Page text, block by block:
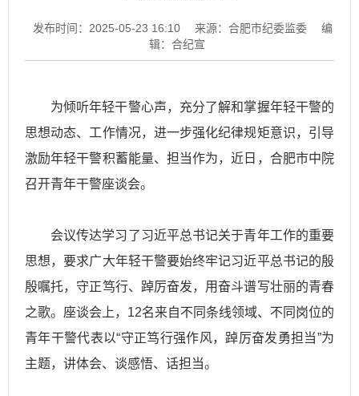
发布时间：2025-05-23 16:10 来源：合肥市纪委监委
编
辑：合纪宣
为倾听年轻干警心声，充分了解和掌握年轻干警的
思想动态、工作情况，进一步强化纪律规矩意识，引导
激励年轻干警积蓄能量、担当作为，近日，合肥市中院
召开青年干警座谈会。
会议传达学习了习近平总书记关于青年工作的重要
思想，要求广大年轻干警要始终牢记习近平总书记的殷
殷嘱托，守正笃行、踔厉奋发，用奋斗谱写壮丽的青春
之歌。座谈会上，12名来自不同条线领域、不同岗位的
青年干警代表以“守正笃行强作风，踔厉奋发勇担当”为
主题，讲体会、谈感悟、话担当。